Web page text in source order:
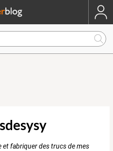
et fabriquer des trucs de mes